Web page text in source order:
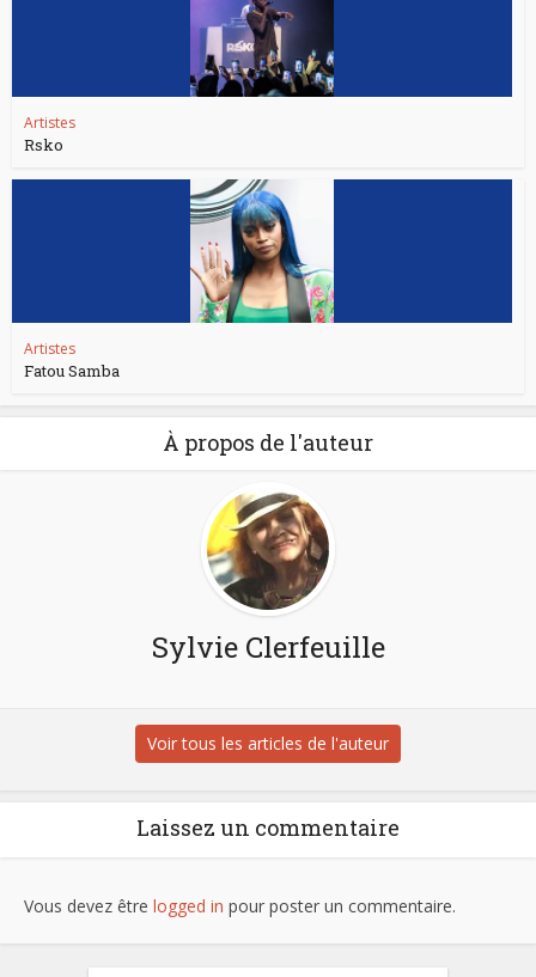
Artistes
Rsko
Artistes
Fatou Samba
À propos de l'auteur
Sylvie Clerfeuille
Voir tous les articles de l'auteur
Laissez un commentaire
Vous devez être logged in pour poster un commentaire.